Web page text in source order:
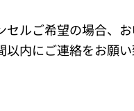
セルご希望の場合、
以内にご連絡をお願い